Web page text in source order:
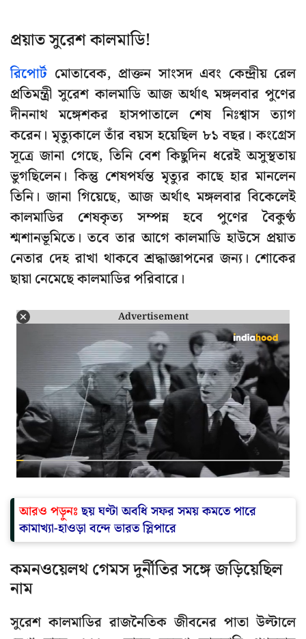
প্রয়াত সুরেশ কালমাডি!
রিপোর্ট মোতাবেক, প্রাক্তন সাংসদ এবং কেন্দ্রীয় রেল
প্রতিমন্ত্রী সুরেশ কালমাডি আজ অর্থাৎ মঙ্গলবার পুণের
দীননাথ মঙ্গেশকর হাসপাতালে শেষ নিঃশ্বাস ত্যাগ
করেন। মৃত্যুকালে তাঁর বয়স হয়েছিল ৮১ বছর। কংগ্রেস
সূত্রে জানা গেছে, তিনি বেশ কিছুদিন ধরেই অসুস্থতায়
ভুগছিলেন। কিন্তু শেষপর্যন্ত মৃত্যুর কাছে হার মানলেন
তিনি। জানা গিয়েছে, আজ অর্থাৎ মঙ্গলবার বিকেলেই
কালমাডির শেষকৃত্য সম্পন্ন হবে পুণের বৈকুণ্ঠ
শ্মশানভূমিতে। তবে তার আগে কালমাডি হাউসে প্রয়াত
নেতার দেহ রাখা থাকবে শ্রদ্ধাজ্ঞাপনের জন্য। শোকের
ছায়া নেমেছে কালমাডির পরিবারে।
Advertisement
আরও পড়ুনঃছয় ঘণ্টা অবধি সফর সময় কমতে পারে
কামাখ্যা-হাওড়া বন্দে ভারত স্লিপারে
কমনওয়েলথ গেমস দুর্নীতির সঙ্গে জড়িয়েছিল
নাম
সুরেশ কালমাডির রাজনৈতিক জীবনের পাতা উল্টালে